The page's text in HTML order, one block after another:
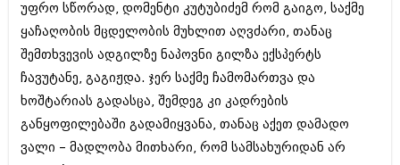
უფრო სწორად, დომენტი კუტუბიძემ რომ გაიგო, საქმე
ყაჩაღობის მცდელობის მუხლით აღვძარი, თანაც
შემთხვევის ადგილზე ნაპოვნი გილზა ექსპერტს
ჩავუტანე, გაგიჟდა. ჯერ საქმე ჩამომართვა და
ხოშტარიას გადასცა, შემდეგ კი კადრების
განყოფილებაში გადამიყვანა, თანაც აქეთ დამადო
ვალი – მადლობა მითხარი, რომ სამსახურიდან არ